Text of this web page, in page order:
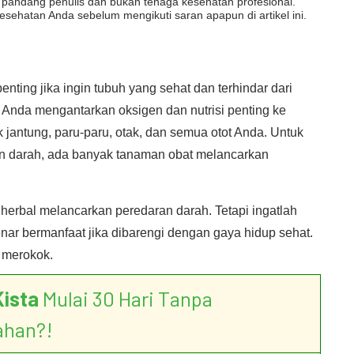
Anda sebelum mengikuti saran apapun di artikel ini.
jika ingin tubuh yang sehat dan terhindar dari
mengantarkan oksigen dan nutrisi penting ke
paru-paru, otak, dan semua otot Anda. Untuk
ada banyak tanaman obat melancarkan
melancarkan peredaran darah. Tetapi ingatlah
bermanfaat jika dibarengi dengan gaya hidup sehat.
Mulai 30 Hari Tanpa